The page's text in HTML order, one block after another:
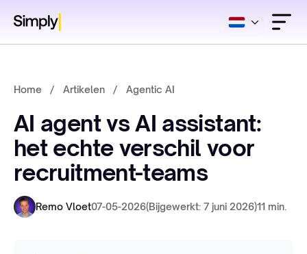
Home / Artikelen / Agentic AI
AI agent vs AI assistant:
het echte verschil voor
recruitment-teams
Remo Vloet07-05-2026(Bijgewerkt: 7 juni 2026)11 min.